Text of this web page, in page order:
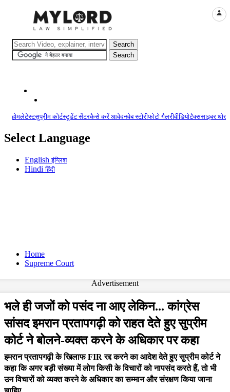
होमलेटेस्टसुप्रीम कोर्टस्टूडेंट सेंटरकैसे करें आवेदनवेब स्टोरीफोटो गैलरीवीडियोटैक्ससाइबर
Select Language
Englishइंग्लिश
Hindiहिंदी
Home
Supreme Court
Advertisement
भले ही जजों को पसंद ना आए लेकिन... कांग्रेस
सांसद इमरान प्रतापगढ़ी को राहत देते हुए सुप्रीम
कोर्ट ने बोलने-व्यक्त करने के अधिकार पर कहा
इमरान प्रतापगढ़ी के खिलाफ FIR रद्द करने का आदेश देते हुए सुप्रीम कोर्ट ने
कहा कि अगर बड़ी संख्या में लोग किसी के विचारों को नापसंद करते हैं, तो भी
उन विचारों को व्यक्त करने के अधिकार का सम्मान और संरक्षण किया जाना